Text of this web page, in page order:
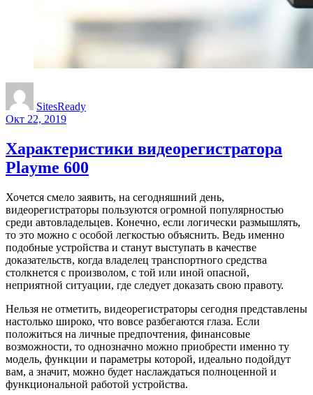
SitesReady
Окт 22, 2019
Характеристики видеорегистратора
Playme 600
Хочется смело заявить, на сегодняшний день,
видеорегистраторы пользуются огромной популярностью
среди автовладельцев. Конечно, если логически размышлять,
то это можно с особой легкостью объяснить. Ведь именно
подобные устройства и станут выступать в качестве
доказательств, когда владелец транспортного средства
столкнется с произволом, с той или иной опасной,
неприятной ситуации, где следует доказать свою правоту.
Нельзя не отметить, видеорегистраторы сегодня представлены
настолько широко, что вовсе разбегаются глаза. Если
положиться на личные предпочтения, финансовые
возможности, то однозначно можно приобрести именно ту
модель, функции и параметры которой, идеально подойдут
вам, а значит, можно будет наслаждаться полноценной и
функциональной работой устройства.